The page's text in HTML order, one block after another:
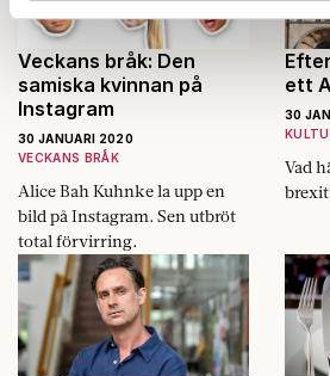
Dessa kan i sin tur kombinera
information som du har
samlat in när du har använt deras
Om du vill läsa mer om hur vi
kan du göra det
Veckans bråk: Den
samiska kvinnan på
Instagram
30 JANUARI 2020
VECKANS BRÅK
Alice Bah Kuhnke la upp en
bild på Instagram. Sen utbröt
total förvirring.
ett
30
Vad